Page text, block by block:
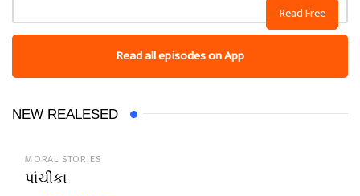
Read Free
Read all episodes on App
NEW REALESED
MORAL STORIES
પાંચીકા